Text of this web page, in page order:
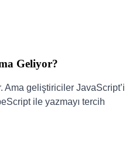
Geliyor?
Ama geliştiriciler JavaScript’i
ile yazmayı tercih